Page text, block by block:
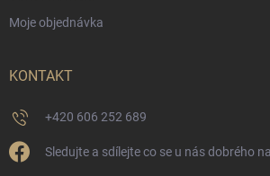
Moje objednávka
KONTAKT
+420 606 252 689
Sledujte a sdílejte co se u nás dobrého